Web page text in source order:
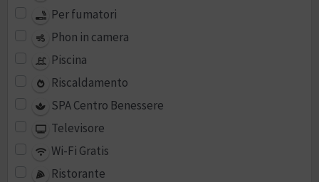
Per fumatori
Phon in camera
Piscina
Riscaldamento
SPA Centro Benessere
Televisore
Wi-Fi Gratis
Ristorante